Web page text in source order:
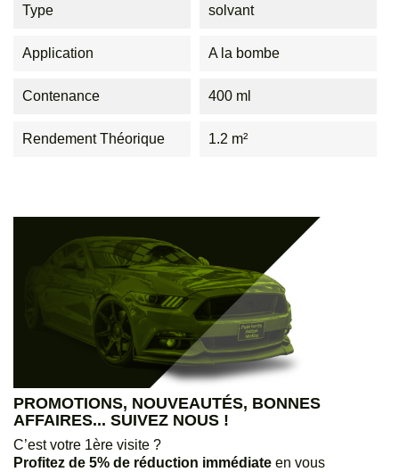
Type solvant
Application A la bombe
Contenance 400 ml
Rendement Théorique 1.2 m²
PROMOTIONS, NOUVEAUTÉS, BONNES
AFFAIRES... SUIVEZ NOUS !
C’est votre 1ère visite ?
Profitez de 5% de réduction immédiate en vous